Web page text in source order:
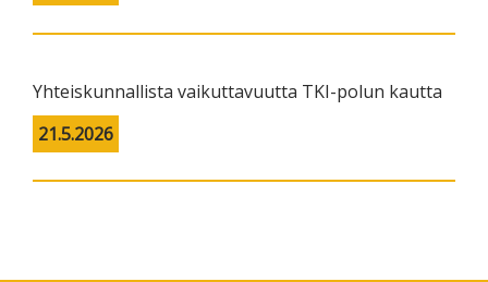
Yhteiskunnallista vaikuttavuutta TKI-polun kautta
21.5.2026